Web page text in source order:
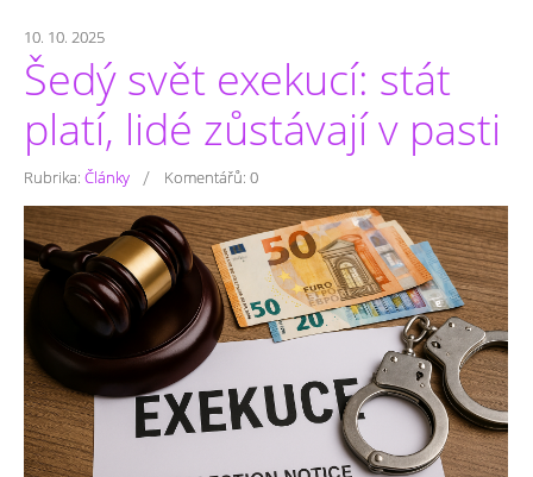
10. 10. 2025
Šedý svět exekucí: stát
platí, lidé zůstávají v pasti
Rubrika: Články / Komentářů: 0